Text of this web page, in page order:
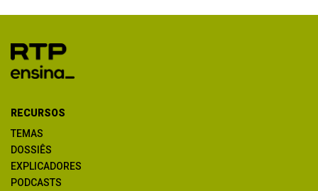
RECURSOS
TEMAS
DOSSIÊS
EXPLICADORES
PODCASTS